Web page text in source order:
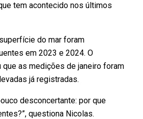
tem acontecido nos últimos
do mar foram
em 2023 e 2024. O
que as medições de janeiro foram
já registradas.
desconcertante: por que
questiona Nicolas.